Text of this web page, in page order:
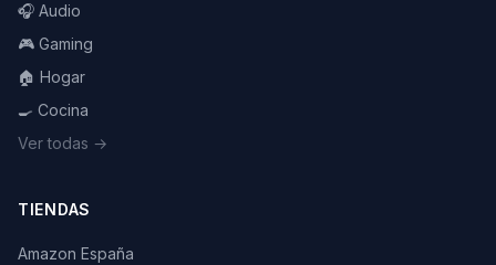
🎧 Audio
🎮 Gaming
🏠 Hogar
🍳 Cocina
Ver todas →
TIENDAS
Amazon España